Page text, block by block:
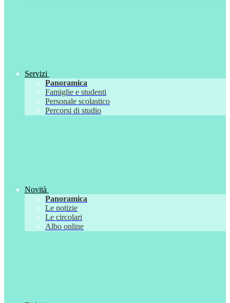
Servizi
Panoramica
Famiglie e studenti
Personale scolastico
Percorsi di studio
Novità
Panoramica
Le notizie
Le circolari
Albo online